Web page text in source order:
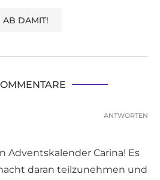
Adventskalender Carina! Es
daran teilzunehmen und
ANTWORTEN